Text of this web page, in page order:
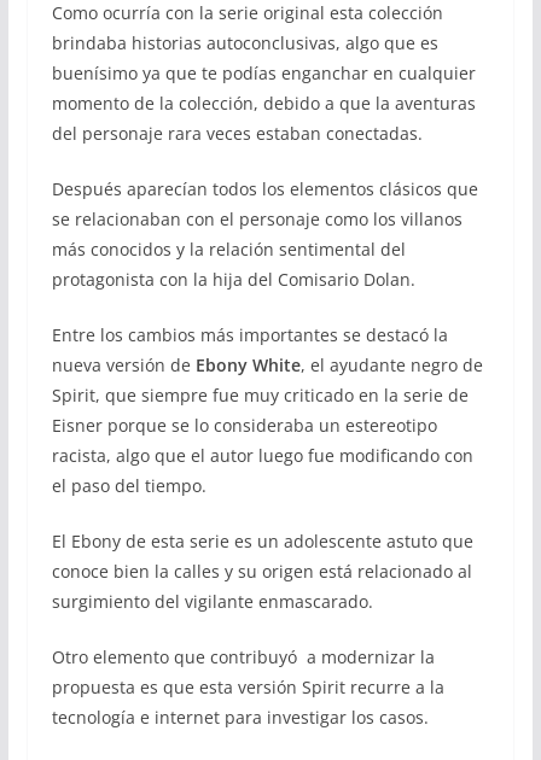
Como ocurría con la serie original esta colección
brindaba historias autoconclusivas, algo que es
buenísimo ya que te podías enganchar en cualquier
momento de la colección, debido a que la aventuras
del personaje rara veces estaban conectadas.
Después aparecían todos los elementos clásicos que
se relacionaban con el personaje como los villanos
más conocidos y la relación sentimental del
protagonista con la hija del Comisario Dolan.
Entre los cambios más importantes se destacó la
nueva versión de Ebony White, el ayudante negro de
Spirit, que siempre fue muy criticado en la serie de
Eisner porque se lo consideraba un estereotipo
racista, algo que el autor luego fue modificando con
el paso del tiempo.
El Ebony de esta serie es un adolescente astuto que
conoce bien la calles y su origen está relacionado al
surgimiento del vigilante enmascarado.
Otro elemento que contribuyó a modernizar la
propuesta es que esta versión Spirit recurre a la
tecnología e internet para investigar los casos.